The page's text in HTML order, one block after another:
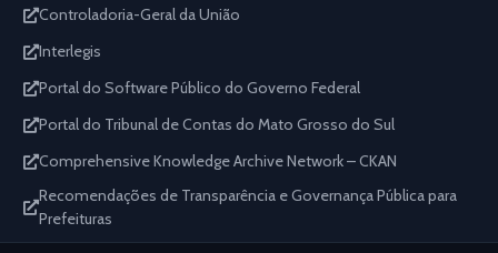
Controladoria-Geral da União
Interlegis
Portal do Software Público do Governo Federal
Portal do Tribunal de Contas do Mato Grosso do Sul
Comprehensive Knowledge Archive Network – CKAN
Recomendações de Transparência e Governança Pública para
Prefeituras